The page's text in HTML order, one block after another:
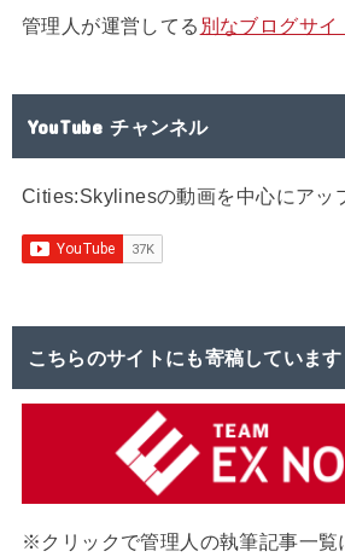
管理人が運営してる 別なブログサイ
YouTube チャンネル
Cities:Skylinesの動画を中心にアッ
こちらのサイトにも寄稿しています
※クリックで管理人の執筆記事一覧